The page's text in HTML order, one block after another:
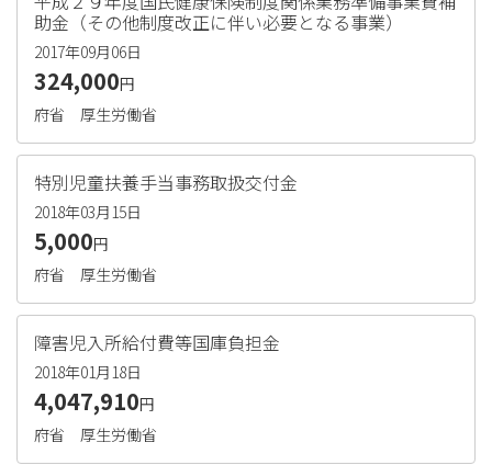
助金（その他制度改正に伴い必要となる事業）
2017年09月06日
324,000円
府省
厚生労働省
特別児童扶養手当事務取扱交付金
2018年03月15日
5,000円
府省
厚生労働省
障害児入所給付費等国庫負担金
2018年01月18日
4,047,910円
府省
厚生労働省